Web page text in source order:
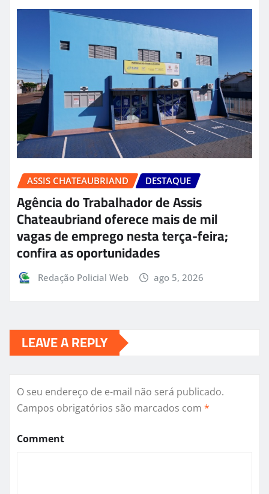
ASSIS CHATEAUBRIAND DESTAQUE
Agência do Trabalhador de Assis
Chateaubriand oferece mais de mil
vagas de emprego nesta terça-feira;
confira as oportunidades
Redação Policial Web ago 5, 2026
LEAVE A REPLY
O seu endereço de e-mail não será publicado.
Campos obrigatórios são marcados com *
Comment